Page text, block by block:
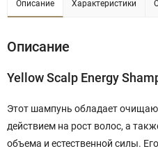
Описание Характеристики
Описание
Yellow Scalp Energy
Этот шампунь обладает
действием на рост волос, а
объема и естественной силы.